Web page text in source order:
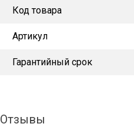
Код товара
Артикул
Гарантийный срок
Отзывы